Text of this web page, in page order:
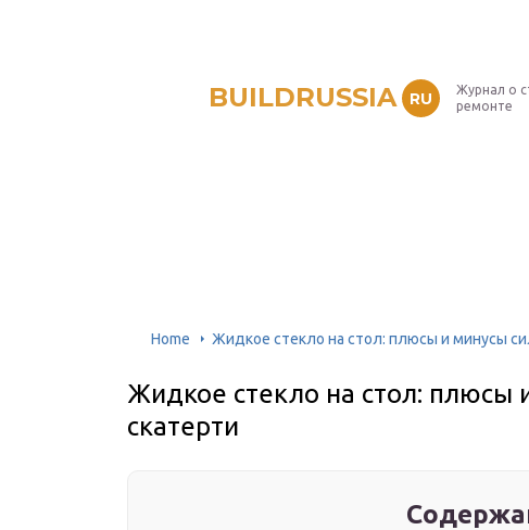
BUILDRUSSIA RU
Журнал о
ремонте
Home Жидкое стекло на стол: плюсы и минусы
Жидкое стекло на стол: плюсы
скатерти